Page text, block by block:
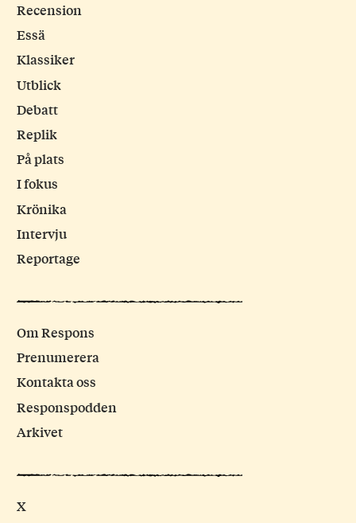
Recension
Essä
Klassiker
Utblick
Debatt
Replik
På plats
I fokus
Krönika
Intervju
Reportage
Om Respons
Prenumerera
Kontakta oss
Responspodden
Arkivet
X